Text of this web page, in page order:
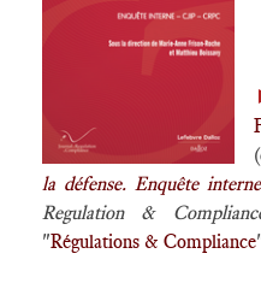
la défense. Enquête
Regulation &
"Régulations & Compliance